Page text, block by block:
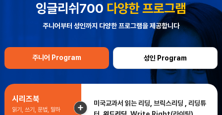
잉글리쉬700 다양한 프로그램
주니어부터 성인까지 다양한 프로그램을 제공합니다
주니어 Program 성인 Program
시리즈북
읽기, 쓰기, 문법, 말하
미국교과서 읽는 리딩, 브릭스리딩 , 리딩튜